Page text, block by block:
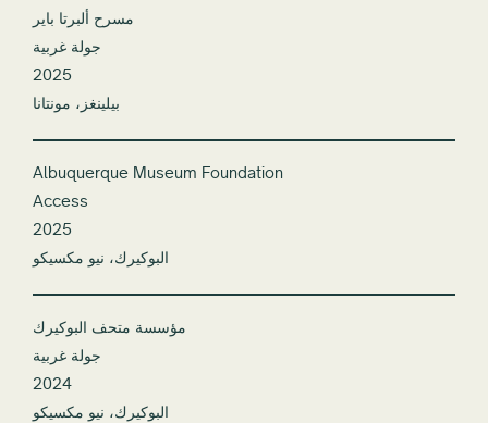
مسرح ألبرتا باير
جولة غربية
2025
بيلينغز، مونتانا
Albuquerque Museum Foundation
Access
2025
البوكيرك، نيو مكسيكو
مؤسسة متحف البوكيرك
جولة غربية
2024
البوكيرك، نيو مكسيكو